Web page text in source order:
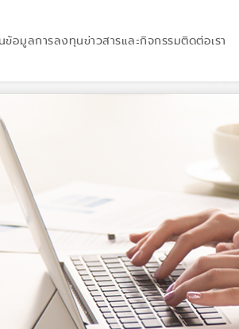
ข้อมูลการลงทุนข่าวสารและกิจกรรมติดต่อเรา